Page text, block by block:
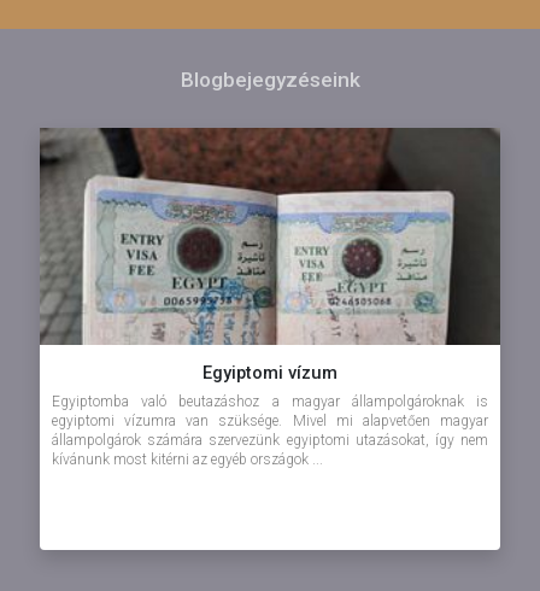
Blogbejegyzéseink
Egyiptomi vízum
Egyiptomba való beutazáshoz a magyar állampolgároknak is
egyiptomi vízumra van szüksége. Mivel mi alapvetően magyar
állampolgárok számára szervezünk egyiptomi utazásokat, így nem
kívánunk most kitérni az egyéb országok ...